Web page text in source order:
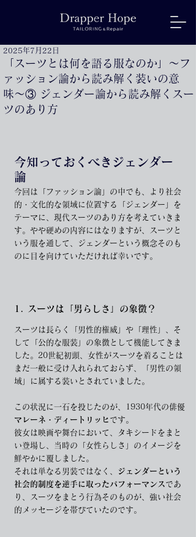
「スーツとは何を語る服なのか」〜フ
ァッション論から読み解く装いの意
味〜③ ジェンダー論から読み解くスー
ツのあり方
2025年7月22日
今知っておくべきジェンダー
論
今回は「ファッション論」の中でも、より社会
的・文化的な領域に位置する「ジェンダー」を
テーマに、現代スーツのあり方を考えていきま
す。やや硬めの内容にはなりますが、スーツと
いう服を通して、ジェンダーという概念そのも
のに目を向けていただければ幸いです。
1. スーツは「男らしさ」の象徴？
スーツは長らく「男性的権威」や「理性」、そ
して「公的な服装」の象徴として機能してきま
した。20世紀初頭、女性がスーツを着ることは
まだ一般に受け入れられておらず、「男性の領
域」に属する装いとされていました。
この状況に一石を投じたのが、1930年代の俳優
マレーネ・ディートリッヒ です。
彼女は映画や舞台において、タキシードをまと
い登場し、当時の「女性らしさ」のイメージを
鮮やかに覆しました。
それは単なる男装ではなく、 ジェンダーという
社会的制度を逆手に取ったパフォーマンスであ
り、スーツをまとう行為そのものが、強い社会
的メッセージを帯びていたのです。